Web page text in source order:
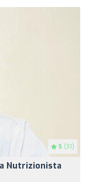
5 (31)
Nutrizionista